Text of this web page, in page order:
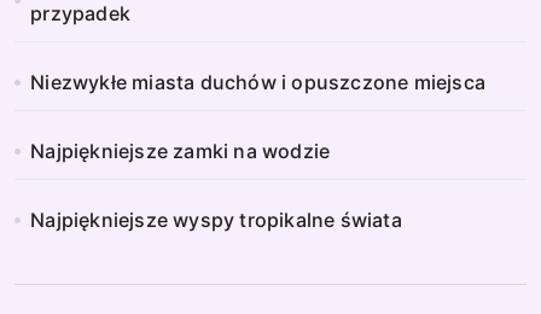
przypadek
Niezwykłe miasta duchów i opuszczone miejsca
Najpiękniejsze zamki na wodzie
Najpiękniejsze wyspy tropikalne świata